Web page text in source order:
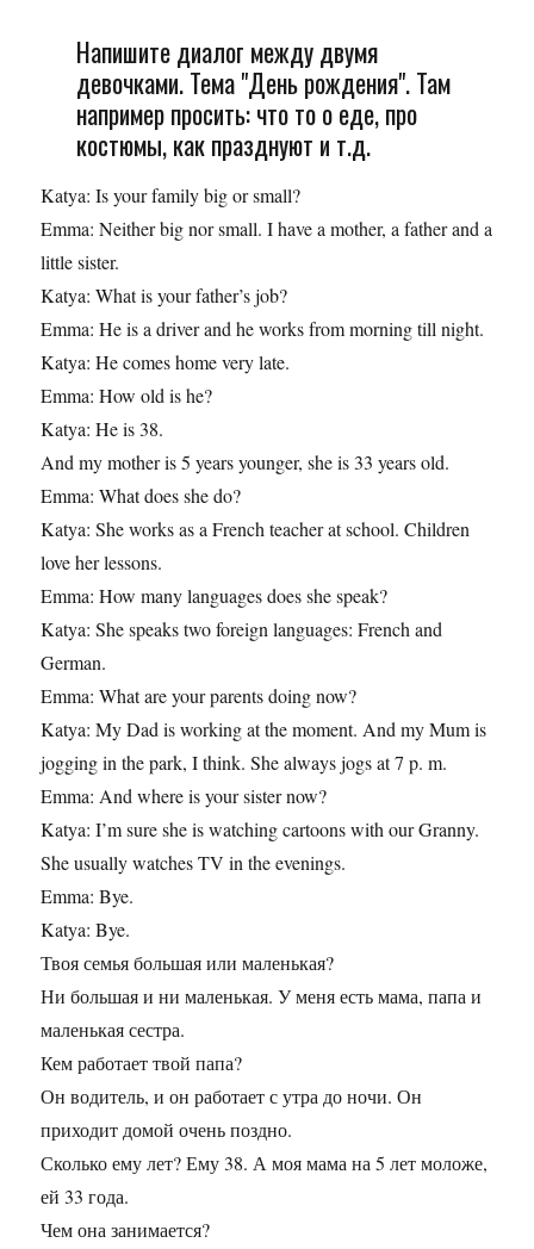
Напишите диалог между двумя
девочками. Тема "День рождения". Там
например просить: что то о еде, про
костюмы, как празднуют и т.д.
Katya: Is your family big or small?
Emma: Neither big nor small. I have a mother, a father and a
little sister.
Katya: What is your father’s job?
Emma: He is a driver and he works from morning till night.
Katya: He comes home very late.
Emma: How old is he?
Katya: He is 38.
And my mother is 5 years younger, she is 33 years old.
Emma: What does she do?
Katya: She works as a French teacher at school. Children
love her lessons.
Emma: How many languages does she speak?
Katya: She speaks two foreign languages: French and
German.
Emma: What are your parents doing now?
Katya: My Dad is working at the moment. And my Mum is
jogging in the park, I think. She always jogs at 7 p. m.
Emma: And where is your sister now?
Katya: I’m sure she is watching cartoons with our Granny.
She usually watches TV in the evenings.
Emma: Bye.
Katya: Bye.
Твоя семья большая или маленькая?
Ни большая и ни маленькая. У меня есть мама, папа и
маленькая сестра.
Кем работает твой папа?
Он водитель, и он работает с утра до ночи. Он
приходит домой очень поздно.
Сколько ему лет? Ему 38. А моя мама на 5 лет моложе,
ей 33 года.
Чем она занимается?